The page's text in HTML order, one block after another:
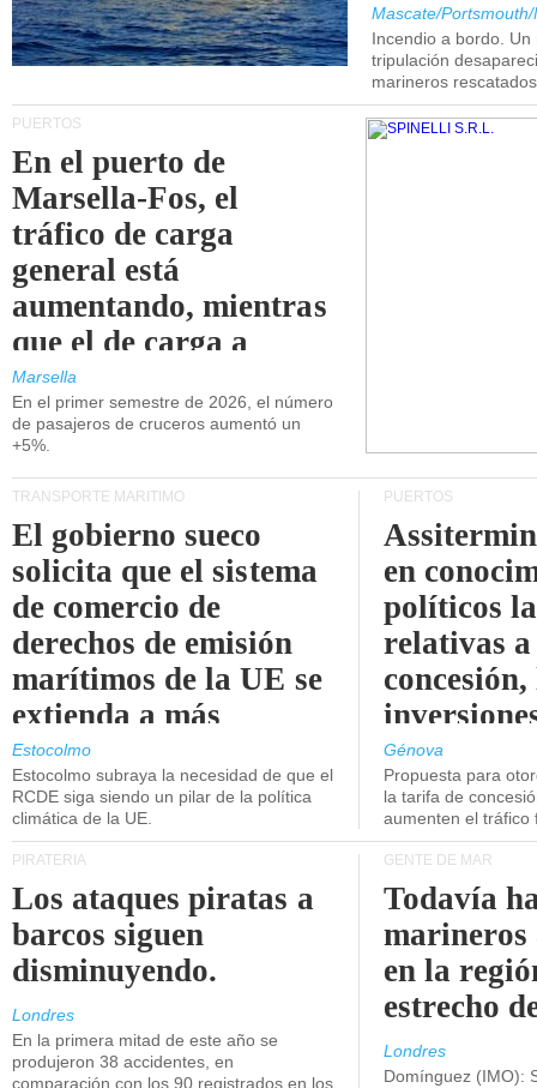
Mascate/
Incendio a bordo.
tripulación
marineros
PUERTOS
En el puerto de
Marsella-Fos, el
tráfico de carga
general está
aumentando, mientras
que el de carga a
granel está
disminuyendo.
Marsella
En el primer semestre de 2026, el número
de pasajeros de cruceros aumentó un
+5%.
TRANSPORTE MARÍTIMO
El gobierno sueco
solicita que el sistema
de comercio de
derechos de emisión
marítimos de la UE se
extienda a más
buques.
Estocolmo
Estocolmo subraya la necesidad de que el
RCDE siga siendo un pilar de la política
climática de la UE.
PUERTOS
en
políticos
relativas a
concesión,
Génova
Propuesta para
la tarifa de
aumenten el tráfico
PIRATERÍA
Los ataques piratas a
barcos siguen
disminuyendo.
Londres
En la primera mitad de este año se
produjeron 38 accidentes, en
comparación con los 90 registrados en los
GENTE DE MAR
Todavía
marineros
en la
estrecho
Londres
Domínguez (IMO):